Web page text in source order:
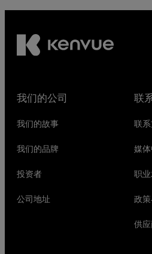
我们的公司
我们的故事
我们的品牌
投资者
公司地址
联
联
媒
职业
政
供应